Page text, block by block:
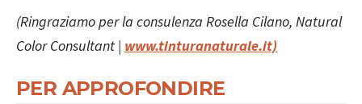
(Ringraziamo per la consulenza Rosella Cilano, Natural
Color Consultant | www.tinturanaturale.it)
PER APPROFONDIRE